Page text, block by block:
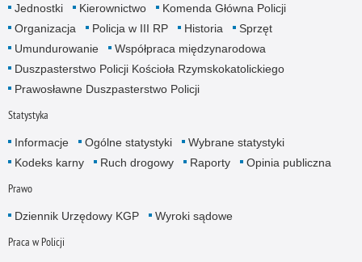
Jednostki Kierownictwo
Komenda Główna Policji
Organizacja
Policja w III RP Historia
Sprzęt
Umundurowanie
Współpraca międzynarodowa
Duszpasterstwo Policji Kościoła Rzymskokatolickiego
Prawosławne Duszpasterstwo Policji
Statystyka
Informacje Ogólne statystyki
Wybrane statystyki
Kodeks karny
Ruch drogowy Raporty Opinia publiczna
Prawo
Dziennik Urzędowy KGP Wyroki sądowe
Praca w Policji